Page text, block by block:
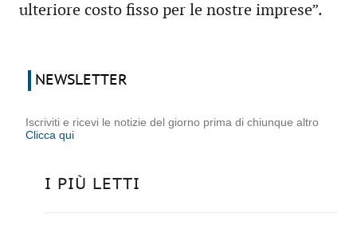
ulteriore costo fisso per le nostre imprese”.
NEWSLETTER
Iscriviti e ricevi le notizie del giorno prima di chiunque altro
Clicca qui
I PIÙ LETTI